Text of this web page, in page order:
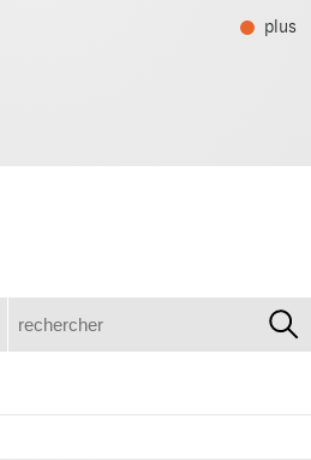
plus